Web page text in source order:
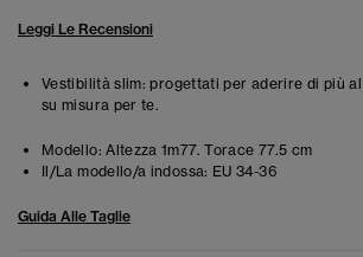
Leggi Le Recensioni
Vestibilità slim: progettati per aderire di più
su misura per te.
Modello: Altezza 1m77. Torace 77.5 cm
Il/La modello/a indossa: EU 34-36
Guida Alle Taglie